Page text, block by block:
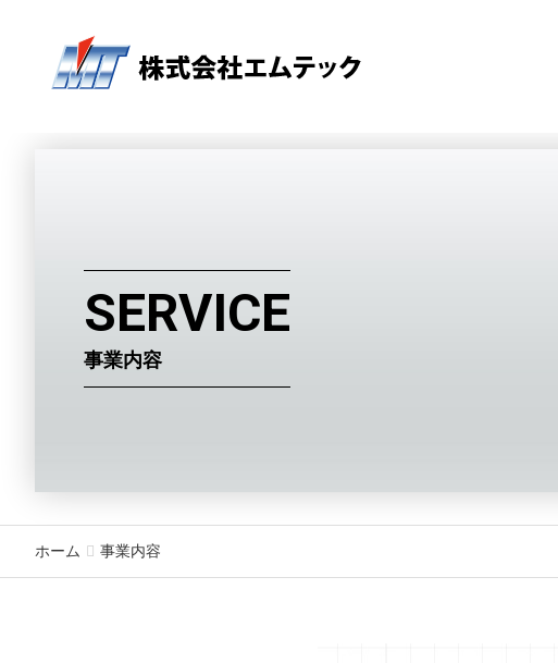
SERVICE
事業内容
ホーム 事業内容